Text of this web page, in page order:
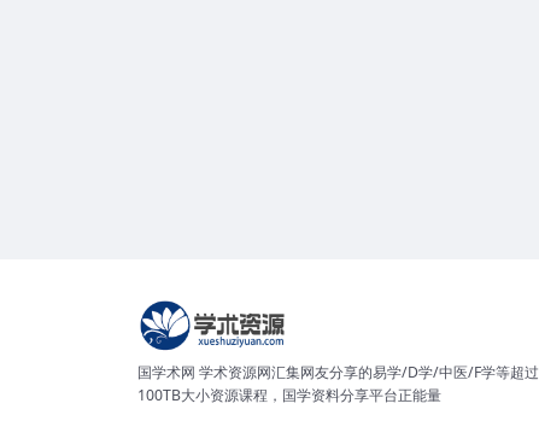
国学术网 学术资源网汇集网友分享的易学/D学/中医/F学等超过
100TB大小资源课程，国学资料分享平台正能量